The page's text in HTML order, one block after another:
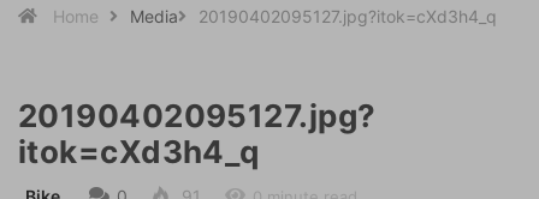
Home Media 20190402095127.jpg?itok=cXd3h4_q
20190402095127.jpg?
itok=cXd3h4_q